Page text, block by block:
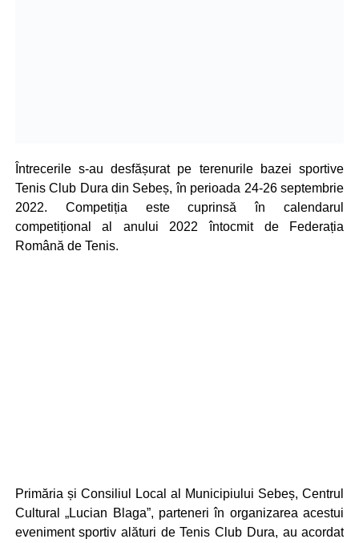
Întrecerile s-au desfășurat pe terenurile bazei sportive
Tenis Club Dura din Sebeș, în perioada 24-26 septembrie
2022. Competiția este cuprinsă în calendarul
competițional al anului 2022 întocmit de Federația
Română de Tenis.
Primăria și Consiliul Local al Municipiului Sebeș, Centrul
Cultural „Lucian Blaga”, parteneri în organizarea acestui
eveniment sportiv alături de Tenis Club Dura, au acordat